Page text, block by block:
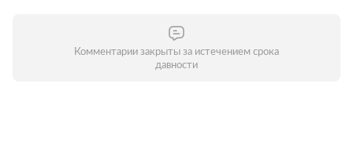
Комментарии закрыты за истечением срока
давности